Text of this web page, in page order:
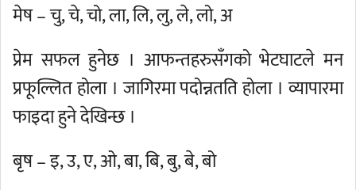
मेष – चु, चे, चो, ला, लि, लु, ले, लो, अ
प्रेम सफल हुनेछ । आफन्तहरुसँगको भेटघाटले मन
प्रफूल्लित होला । जागिरमा पदोन्नतति होला । व्यापारमा
फाइदा हुने देखिन्छ ।
बृष – इ, उ, ए, ओ, बा, बि, बु, बे, बो